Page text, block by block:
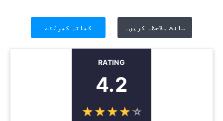
سائٹ ملاحظہ کریں۔ کھاتہ کھولئے
RATING
4.2
☆☆☆☆☆
★★★★★